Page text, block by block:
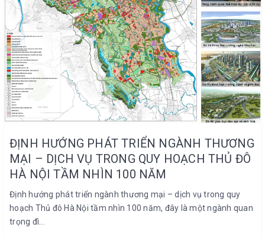
ĐỊNH HƯỚNG PHÁT TRIỂN NGÀNH THƯƠNG
MẠI – DỊCH VỤ TRONG QUY HOẠCH THỦ ĐÔ
HÀ NỘI TẦM NHÌN 100 NĂM
Định hướng phát triển ngành thương mại – dịch vụ trong quy
hoạch Thủ đô Hà Nội tầm nhìn 100 năm, đây là một ngành quan
trọng đì...